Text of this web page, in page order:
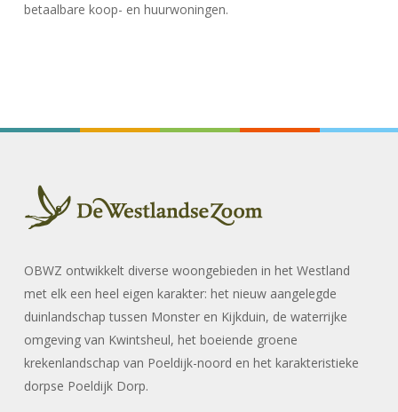
betaalbare koop- en huurwoningen.
OBWZ ontwikkelt diverse woongebieden in het Westland
met elk een heel eigen karakter: het nieuw aangelegde
duinlandschap tussen Monster en Kijkduin, de waterrijke
omgeving van Kwintsheul, het boeiende groene
krekenlandschap van Poeldijk-noord en het karakteristieke
dorpse Poeldijk Dorp.